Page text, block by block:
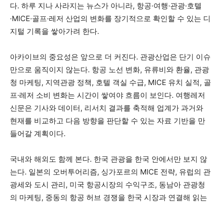
다. 하루 지나 사라지는 뉴스가 아니라, 항공·여행·관광·호텔
·MICE·골프·레저 산업의 변화를 장기적으로 확인할 수 있는 디
지털 기록을 쌓아가려 한다.
아카이브의 중요성은 앞으로 더 커진다. 관광산업은 단기 이슈
만으로 움직이지 않는다. 항공 노선 변화, 유류비와 환율, 관광
청 마케팅, 지역관광 정책, 호텔 객실 수급, MICE 유치 실적, 골
프·레저 소비 변화는 시간이 쌓여야 흐름이 보인다. 여행레저
신문은 기사와 데이터, 리서치 결과를 축적해 업계가 과거와
현재를 비교하고 다음 방향을 판단할 수 있는 자료 기반을 만
들어갈 계획이다.
국내와 해외도 함께 본다. 한국 관광을 한국 안에서만 보지 않
는다. 일본의 오버투어리즘, 싱가포르의 MICE 전략, 유럽의 관
광세와 도시 관리, 미국 항공시장의 수익구조, 동남아 관광청
의 마케팅, 중동의 항공 허브 경쟁을 한국 시장과 연결해 읽는